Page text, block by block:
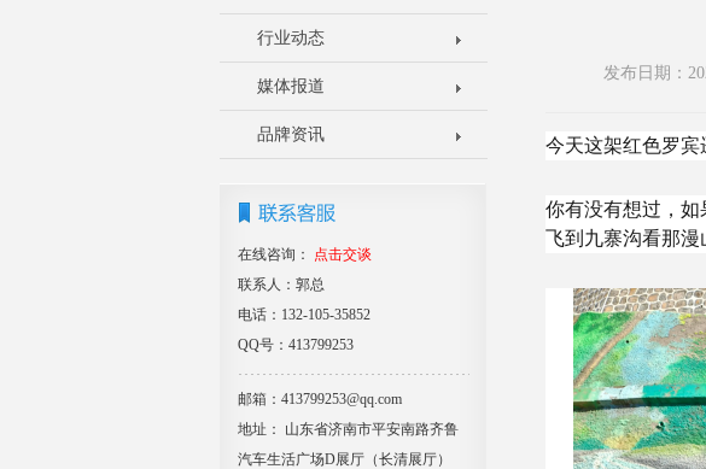
行业动态
媒体报道
品牌资讯
在线咨询：
点击交谈
联系人：郭总
电话：132-105-35852
QQ号：413799253
邮箱：413799253@qq.com
地址： 山东省济南市平安南路齐鲁
汽车生活广场D展厅（长清展厅）
发布日期：
今天这架红色罗宾
你有没有想过，
飞到九寨沟看那漫